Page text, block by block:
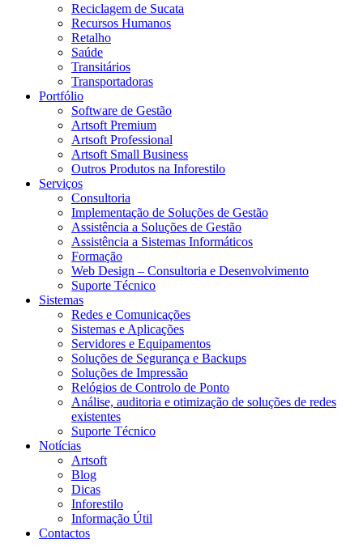
Reciclagem de Sucata
Recursos Humanos
Retalho
Saúde
Transitários
Transportadoras
Portfólio
Software de Gestão
Artsoft Premium
Artsoft Professional
Artsoft Small Business
Outros Produtos na Inforestilo
Serviços
Consultoria
Implementação de Soluções de Gestão
Assistência a Soluções de Gestão
Assistência a Sistemas Informáticos
Formação
Web Design – Consultoria e Desenvolvimento
Suporte Técnico
Sistemas
Redes e Comunicações
Sistemas e Aplicações
Servidores e Equipamentos
Soluções de Segurança e Backups
Soluções de Impressão
Relógios de Controlo de Ponto
Análise, auditoria e otimização de soluções de redes
existentes
Suporte Técnico
Notícias
Artsoft
Blog
Dicas
Inforestilo
Informação Útil
Contactos